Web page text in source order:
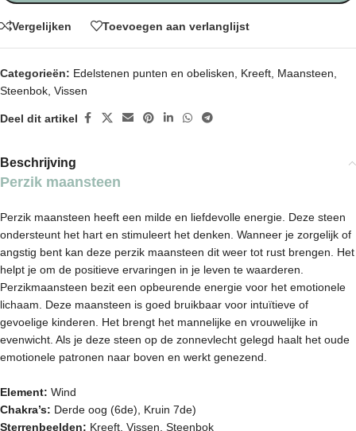
Vergelijken Toevoegen aan verlanglijst
Categorieën: Edelstenen punten en obelisken, Kreeft, Maansteen,
Steenbok, Vissen
Deel dit artikel
Beschrijving
Perzik maansteen
Perzik maansteen heeft een milde en liefdevolle energie. Deze steen
ondersteunt het hart en stimuleert het denken. Wanneer je zorgelijk of
angstig bent kan deze perzik maansteen dit weer tot rust brengen. Het
helpt je om de positieve ervaringen in je leven te waarderen.
Perzikmaansteen bezit een opbeurende energie voor het emotionele
lichaam. Deze maansteen is goed bruikbaar voor intuïtieve of
gevoelige kinderen. Het brengt het mannelijke en vrouwelijke in
evenwicht. Als je deze steen op de zonnevlecht gelegd haalt het oude
emotionele patronen naar boven en werkt genezend.
Element: Wind
Chakra’s: Derde oog (6de), Kruin 7de)
Sterrenbeelden: Kreeft, Vissen, Steenbok